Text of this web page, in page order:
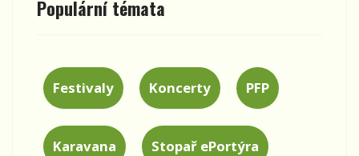
Populární témata
Festivaly Koncerty PFP
Karavana Stopař ePortýra